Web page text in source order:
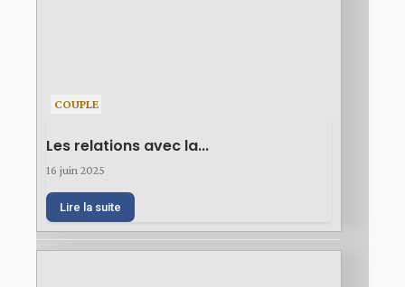
COUPLE
Les relations avec la...
16 juin 2025
Lire la suite